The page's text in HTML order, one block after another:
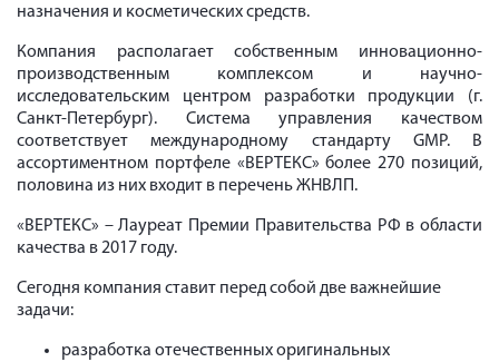
назначения и косметических средств.
Компания располагает собственным инновационно-
производственным комплексом и научно-
исследовательским центром разработки продукции (г.
Санкт-Петербург). Система управления качеством
соответствует международному стандарту GMP. В
ассортиментном портфеле «ВЕРТЕКС» более 270 позиций,
половина из них входит в перечень ЖНВЛП.
«ВЕРТЕКС» – Лауреат Премии Правительства РФ в области
качества в 2017 году.
Сегодня компания ставит перед собой две важнейшие
задачи:
разработка отечественных оригинальных